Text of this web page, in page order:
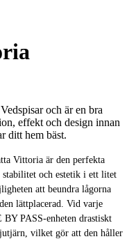
och är en bra
effekt och design innan
ditt hem bäst.
Vittoria är den perfekta
och estetik i ett litet
att beundra lågorna
lättplacerad. Vid varje
PASS-enheten drastiskt
vilket gör att den håller